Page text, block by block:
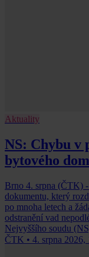
Aktuality
NS: Chybu v
bytového
Brno 4. srpna (ČTK)
dokumentu, který
po mnoha letech a
odstranění vad
Nejvyššího soudu
ČTK • 4. srpna 2026,